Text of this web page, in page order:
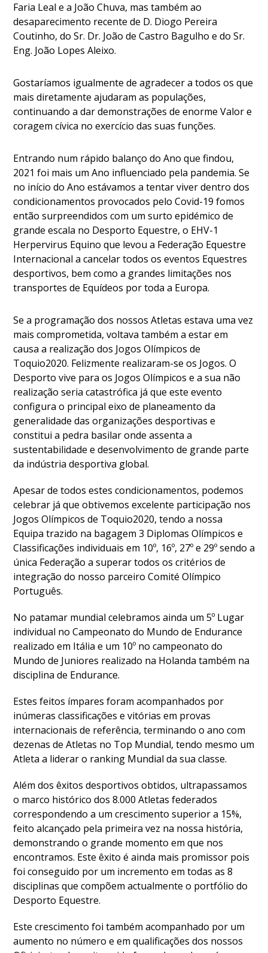
Faria Leal e a João Chuva, mas também ao
desaparecimento recente de D. Diogo Pereira
Coutinho, do Sr. Dr. João de Castro Bagulho e do Sr.
Eng. João Lopes Aleixo.
Gostaríamos igualmente de agradecer a todos os que
mais diretamente ajudaram as populações,
continuando a dar demonstrações de enorme Valor e
coragem cívica no exercício das suas funções.
Entrando num rápido balanço do Ano que findou,
2021 foi mais um Ano influenciado pela pandemia. Se
no início do Ano estávamos a tentar viver dentro dos
condicionamentos provocados pelo Covid-19 fomos
então surpreendidos com um surto epidémico de
grande escala no Desporto Equestre, o EHV-1
Herpervirus Equino que levou a Federação Equestre
Internacional a cancelar todos os eventos Equestres
desportivos, bem como a grandes limitações nos
transportes de Equídeos por toda a Europa.
Se a programação dos nossos Atletas estava uma vez
mais comprometida, voltava também a estar em
causa a realização dos Jogos Olímpicos de
Toquio2020. Felizmente realizaram-se os Jogos. O
Desporto vive para os Jogos Olímpicos e a sua não
realização seria catastrófica já que este evento
configura o principal eixo de planeamento da
generalidade das organizações desportivas e
constitui a pedra basilar onde assenta a
sustentabilidade e desenvolvimento de grande parte
da indústria desportiva global.
Apesar de todos estes condicionamentos, podemos
celebrar já que obtivemos excelente participação nos
Jogos Olímpicos de Toquio2020, tendo a nossa
Equipa trazido na bagagem 3 Diplomas Olímpicos e
Classificações individuais em 10º, 16º, 27º e 29º sendo a
única Federação a superar todos os critérios de
integração do nosso parceiro Comité Olímpico
Português.
No patamar mundial celebramos ainda um 5º Lugar
individual no Campeonato do Mundo de Endurance
realizado em Itália e um 10º no campeonato do
Mundo de Juniores realizado na Holanda também na
disciplina de Endurance.
Estes feitos ímpares foram acompanhados por
inúmeras classificações e vitórias em provas
internacionais de referência, terminando o ano com
dezenas de Atletas no Top Mundial, tendo mesmo um
Atleta a liderar o ranking Mundial da sua classe.
Além dos êxitos desportivos obtidos, ultrapassamos
o marco histórico dos 8.000 Atletas federados
correspondendo a um crescimento superior a 15%,
feito alcançado pela primeira vez na nossa história,
demonstrando o grande momento em que nos
encontramos. Este êxito é ainda mais promissor pois
foi conseguido por um incremento em todas as 8
disciplinas que compõem actualmente o portfólio do
Desporto Equestre.
Este crescimento foi também acompanhado por um
aumento no número e em qualificações dos nossos